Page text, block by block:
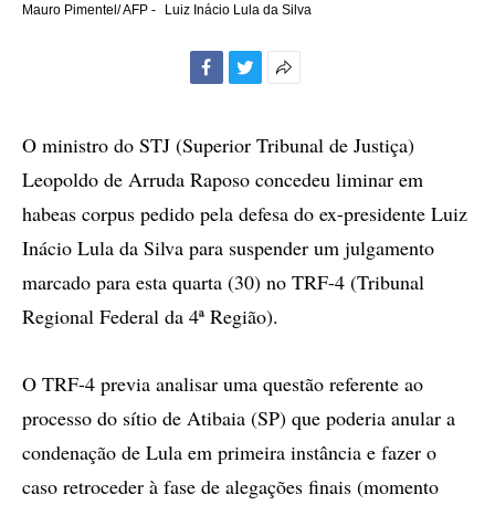
Mauro Pimentel/ AFP - Luiz Inácio Lula da Silva
compartilhamento
O ministro do STJ (Superior Tribunal de Justiça)
Leopoldo de Arruda Raposo concedeu liminar em
habeas corpus pedido pela defesa do ex-presidente Luiz
Inácio Lula da Silva para suspender um julgamento
marcado para esta quarta (30) no TRF-4 (Tribunal
Regional Federal da 4ª Região).
O TRF-4 previa analisar uma questão referente ao
processo do sítio de Atibaia (SP) que poderia anular a
condenação de Lula em primeira instância e fazer o
caso retroceder à fase de alegações finais (momento